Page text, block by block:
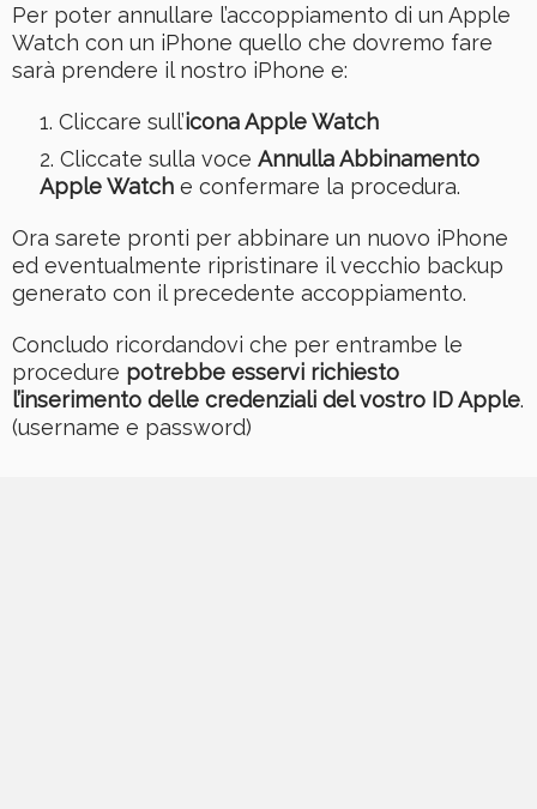
Per poter annullare l’accoppiamento di un Apple
Watch con un iPhone quello che dovremo fare
sarà prendere il nostro iPhone e:
Cliccare sull’icona Apple Watch
Cliccate sulla voce Annulla Abbinamento
Apple Watche confermare la procedura.
Ora sarete pronti per abbinare un nuovo iPhone
ed eventualmente ripristinare il vecchio backup
generato con il precedente accoppiamento.
Concludo ricordandovi che per entrambe le
procedure potrebbe esservi richiesto
l’inserimento delle credenziali del vostro ID Apple.
(username e password)